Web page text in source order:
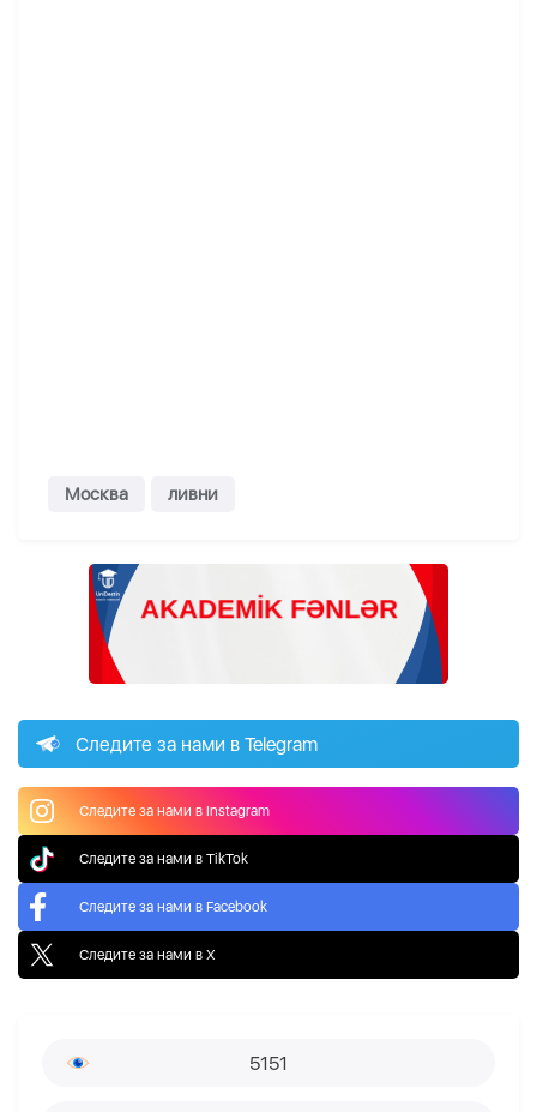
Москва ливни
Следите за нами в Telegram
Следите за нами в Instagram
Следите за нами в TikTok
Следите за нами в Facebook
Следите за нами в X
5151